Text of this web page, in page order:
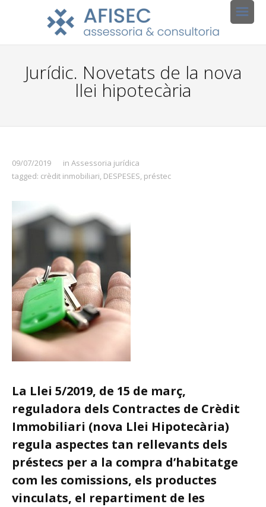
Jurídic. Novetats de la nova
llei hipotecària
09/07/2019 in Assessoria jurídica
tagged: crèdit inmobiliari, DESPESES, préstec
La Llei 5/2019, de 15 de març,
reguladora dels Contractes de Crèdit
Immobiliari (nova Llei Hipotecària)
regula aspectes tan rellevants dels
préstecs per a la compra d’habitatge
com les comissions, els productes
vinculats, el repartiment de les